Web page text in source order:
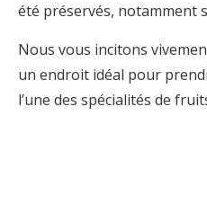
été préservés, notamment
Nous vous incitons
un endroit idéal pour
l’une des spécialités de